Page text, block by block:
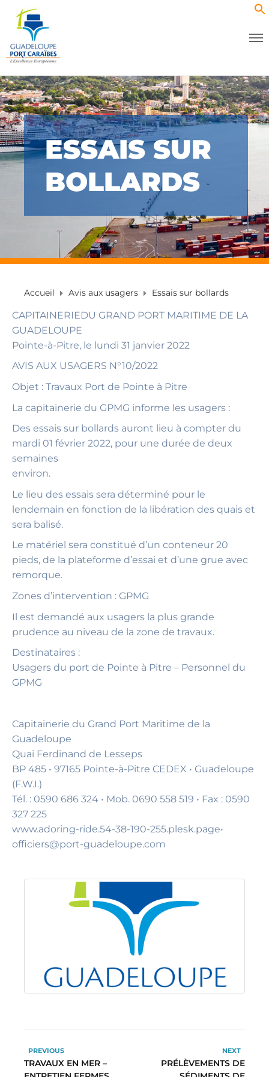
ESSAIS SUR
BOLLARDS
Accueil Avis aux usagers Essais sur bollards
CAPITAINERIEDU GRAND PORT MARITIME DE LA
GUADELOUPE
Pointe-à-Pitre, le lundi 31 janvier 2022
AVIS AUX USAGERS N°10/2022
Objet : Travaux Port de Pointe à Pitre
La capitainerie du GPMG informe les usagers :
Des essais sur bollards auront lieu à compter du
mardi 01 février 2022, pour une durée de deux
semaines
environ.
Le lieu des essais sera déterminé pour le
lendemain en fonction de la libération des quais et
sera balisé.
Le matériel sera constitué d’un conteneur 20
pieds, de la plateforme d’essai et d’une grue avec
remorque.
Zones d’intervention : GPMG
Il est demandé aux usagers la plus grande
prudence au niveau de la zone de travaux.
Destinataires :
Usagers du port de Pointe à Pitre – Personnel du
GPMG
Capitainerie du Grand Port Maritime de la
Guadeloupe
Quai Ferdinand de Lesseps
BP 485 • 97165 Pointe-à-Pitre CEDEX • Guadeloupe
(F.W.I.)
Tél. : 0590 686 324 • Mob. 0690 558 519 • Fax : 0590
327 225
www.adoring-ride.54-38-190-255.plesk.page•
officiers@port-guadeloupe.com
PREVIOUS
TRAVAUX EN MER –
NEXT
PRÉLÈVEMENTS DE